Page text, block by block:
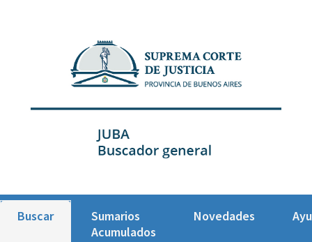
Buscar
Sumarios
Acumulados
Novedades